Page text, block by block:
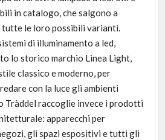
in catalogo, che salgono a
tutte le loro possibili varianti.
di illuminamento a led,
lo storico marchio Linea Light,
classico e moderno, per
con la luce gli ambienti
Tràddel raccoglie invece i prodotti
apparecchi per
gli spazi espositivi e tutti gli